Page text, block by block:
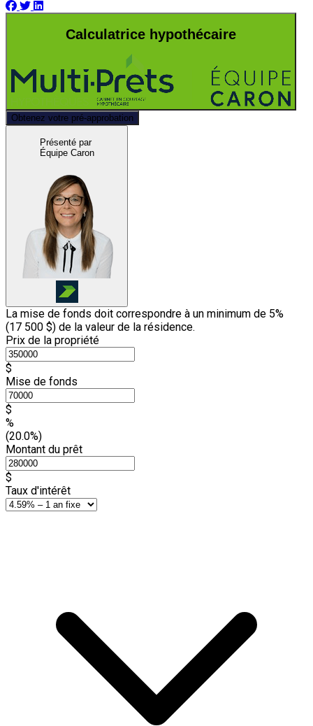
Calculatrice hypothécaire
Obtenez votre pré-approbation
Présenté par
Équipe Caron
La mise de fonds doit correspondre à un minimum de 5%
(17 500 $) de la valeur de la résidence.
Prix de la propriété
$
Mise de fonds
$
%
(20.0%)
Montant du prêt
$
Taux d'intérêt